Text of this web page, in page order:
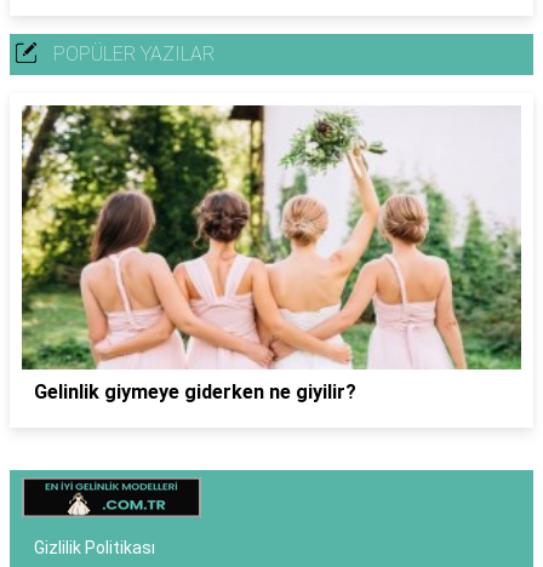
POPÜLER YAZILAR
Gelinlik giymeye giderken ne giyilir?
Gizlilik Politikası